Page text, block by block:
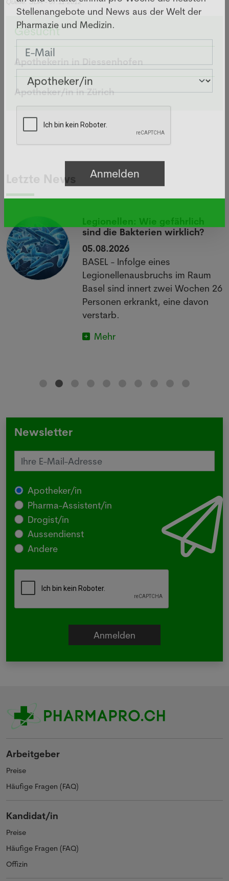
Quelle: SDA - 07.11.2012
Gesucht
Apothekerin in Diessenhofen
Apotheker/in in Zürich
Letzte News
Legionellen: Wie gefährlich
sind die Bakterien wirklich?
05.08.2026
BASEL - Infolge eines
Legionellenausbruchs im Raum
Basel sind innert zwei Wochen 26
Personen erkrankt, eine davon
verstarb.
Mehr
Newsletter
Apotheker/in
Pharma-Assistent/in
Drogist/in
Aussendienst
Andere
Arbeitgeber
Preise
Häufige Fragen (FAQ)
Kandidat/in
Preise
Häufige Fragen (FAQ)
Offizin
an und erhalte einmal pro Woche die neusten
Stellenangebote und News aus der Welt der